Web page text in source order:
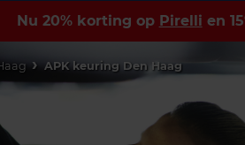
Nu 20% korting op Pirelli en
APK keuring Den Haag